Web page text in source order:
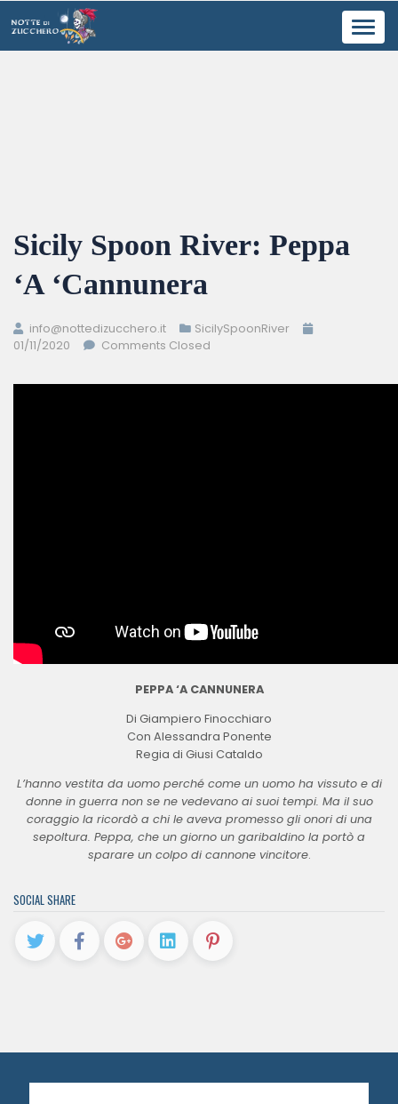
Sicily Spoon River: Peppa
‘A ‘Cannunera
info@nottedizucchero.it
SicilySpoonRiver
01/11/2020
Comments Closed
PEPPA ‘A CANNUNERA
Di Giampiero Finocchiaro
Con Alessandra Ponente
Regia di Giusi Cataldo
L’hanno vestita da uomo perché come un uomo ha vissuto e di
donne in guerra non se ne vedevano ai suoi tempi. Ma il suo
coraggio la ricordò a chi le aveva promesso gli onori di una
sepoltura. Peppa, che un giorno un garibaldino la portò a
sparare un colpo di cannone vincitore.
SOCIAL SHARE